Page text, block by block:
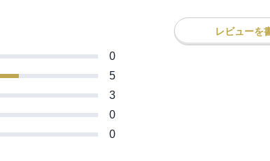
レビューを
0
5
3
0
0